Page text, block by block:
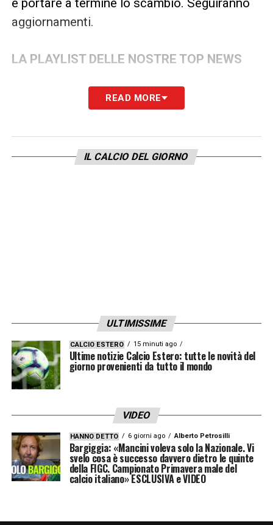
e portare a termine lo scambio. Seguiranno
aggiornamenti.
LA PLAYLIST DELLE NOSTRE TOP NEWS
READ MORE
IL CALCIO DEL GIORNO
ULTIMISSIME
CALCIO ESTERO 15 minuti ago
Ultime notizie Calcio Estero: tutte le novità del
giorno provenienti da tutto il mondo
VIDEO
HANNO DETTO 6 giorni ago Alberto Petrosilli
Bargiggia: «Mancini voleva solo la Nazionale. Vi
svelo cosa è successo davvero dietro le quinte
della FIGC. Campionato Primavera male del
calcio italiano» ESCLUSIVA e VIDEO